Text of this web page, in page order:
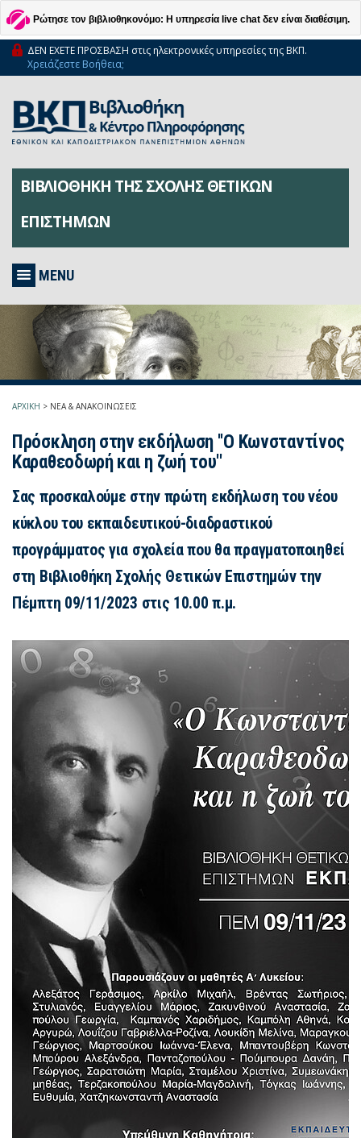
Ρώτησε τον βιβλιοθηκονόμο: Η υπηρεσία live chat δεν είναι διαθέσιμη.
ΔΕΝ ΕΧΕΤΕ ΠΡΟΣΒΑΣΗ στις ηλεκτρονικές υπηρεσίες της ΒΚΠ.
Χρειάζεστε Βοήθεια;
ΒΙΒΛΙΟΘΗΚΗ ΤΗΣ ΣΧΟΛΗΣ ΘΕΤΙΚΩΝ
ΕΠΙΣΤΗΜΩΝ
MENU
ΑΡΧΙΚΗ > ΝΕΑ & ΑΝΑΚΟΙΝΩΣΕΙΣ
Πρόσκληση στην εκδήλωση ''Ο Κωνσταντίνος
Καραθεοδωρή και η ζωή του''
Σας προσκαλούμε στην πρώτη εκδήλωση του νέου
κύκλου του εκπαιδευτικού-διαδραστικού
προγράμματος για σχολεία που θα πραγματοποιηθεί
στη Βιβλιοθήκη Σχολής Θετικών Επιστημών την
Πέμπτη 09/11/2023 στις 10.00 π.μ.